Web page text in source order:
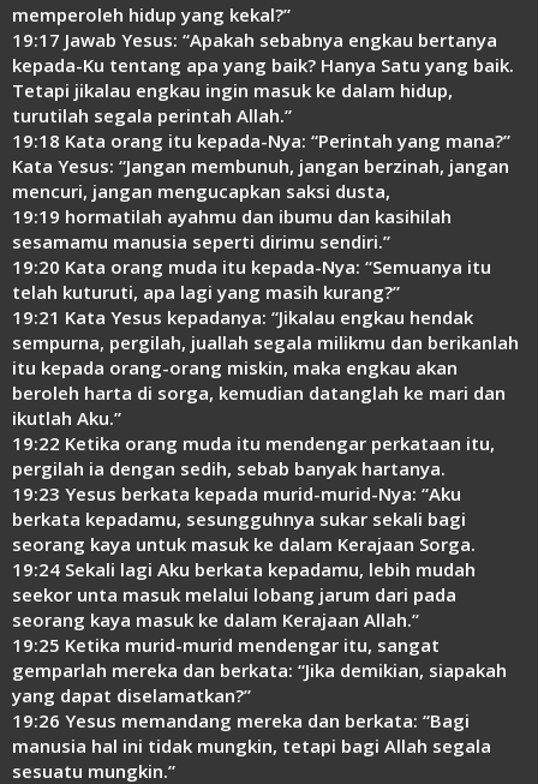
memperoleh hidup yang kekal?”
19:17 Jawab Yesus: “Apakah sebabnya engkau bertanya
kepada-Ku tentang apa yang baik? Hanya Satu yang baik.
Tetapi jikalau engkau ingin masuk ke dalam hidup,
turutilah segala perintah Allah.”
19:18 Kata orang itu kepada-Nya: “Perintah yang mana?”
Kata Yesus: “Jangan membunuh, jangan berzinah, jangan
mencuri, jangan mengucapkan saksi dusta,
19:19 hormatilah ayahmu dan ibumu dan kasihilah
sesamamu manusia seperti dirimu sendiri.”
19:20 Kata orang muda itu kepada-Nya: “Semuanya itu
telah kuturuti, apa lagi yang masih kurang?”
19:21 Kata Yesus kepadanya: “Jikalau engkau hendak
sempurna, pergilah, juallah segala milikmu dan berikanlah
itu kepada orang-orang miskin, maka engkau akan
beroleh harta di sorga, kemudian datanglah ke mari dan
ikutlah Aku.”
19:22 Ketika orang muda itu mendengar perkataan itu,
pergilah ia dengan sedih, sebab banyak hartanya.
19:23 Yesus berkata kepada murid-murid-Nya: “Aku
berkata kepadamu, sesungguhnya sukar sekali bagi
seorang kaya untuk masuk ke dalam Kerajaan Sorga.
19:24 Sekali lagi Aku berkata kepadamu, lebih mudah
seekor unta masuk melalui lobang jarum dari pada
seorang kaya masuk ke dalam Kerajaan Allah.”
19:25 Ketika murid-murid mendengar itu, sangat
gemparlah mereka dan berkata: “Jika demikian, siapakah
yang dapat diselamatkan?”
19:26 Yesus memandang mereka dan berkata: “Bagi
manusia hal ini tidak mungkin, tetapi bagi Allah segala
sesuatu mungkin.”